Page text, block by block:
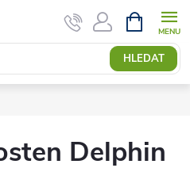
HLEDAT
NÁKUPNÍ
KOŠÍK
Delphin